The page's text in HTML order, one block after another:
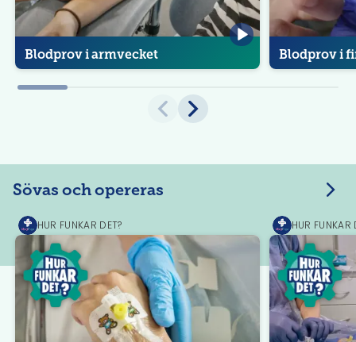
Blodprov i armvecket Blodprov i
Sövas och opereras
MediPrep
HUR FUNKAR DET? MediPrep
HUR FUNKAR